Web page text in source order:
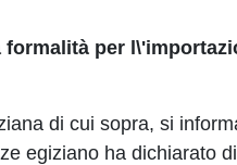
formalità per
di cui sopra, si
egiziano ha dichiarato